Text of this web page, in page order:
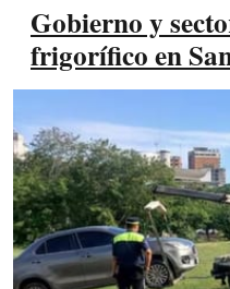
Gobierno y
frigorífico en